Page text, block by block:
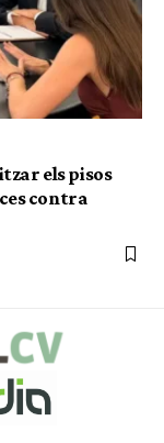
els pisos
contra